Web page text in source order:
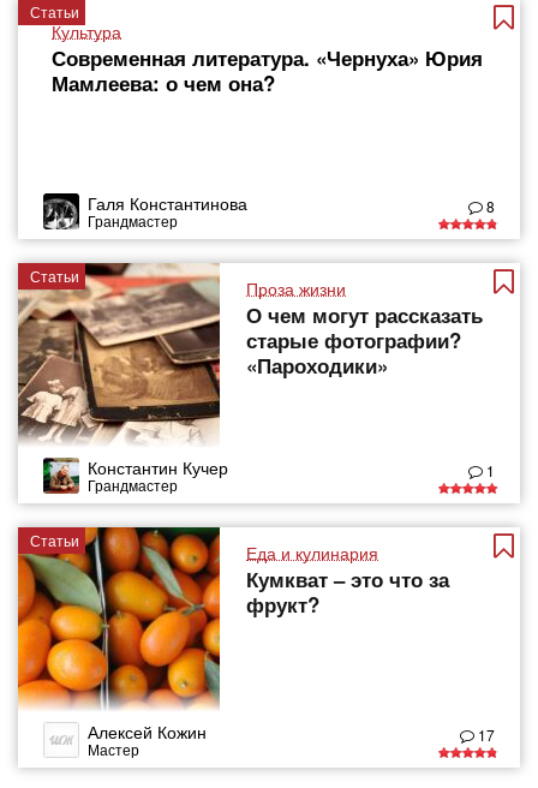
Статьи
Культура
Современная литература. «Чернуха» Юрия
Мамлеева: о чем она?
Галя Константинова
Грандмастер
8
Статьи
Проза жизни
О чем могут рассказать
старые фотографии?
«Пароходики»
Константин Кучер
Грандмастер
1
Статьи
Еда и кулинария
Кумкват – это что за
фрукт?
Алексей Кожин
Мастер
17